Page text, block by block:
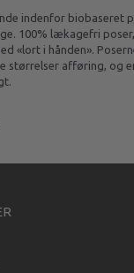
indenfor biobaseret
100% lækagefri
«lort i hånden».
størrelser afføring, og